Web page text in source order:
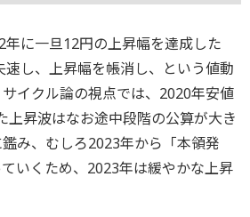
に一旦12円の上昇幅を達成した
し、上昇幅を帳消し、という値動
イクル論の視点では、2020年安値
上昇波はなお途中段階の公算が大き
み、むしろ2023年から「本領発
いくため、2023年は緩やかな上昇